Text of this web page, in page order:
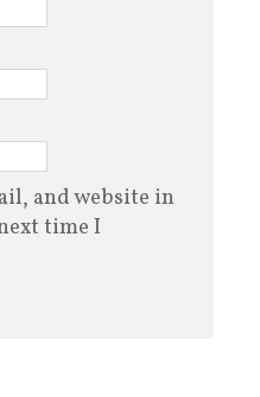
and website in
time I